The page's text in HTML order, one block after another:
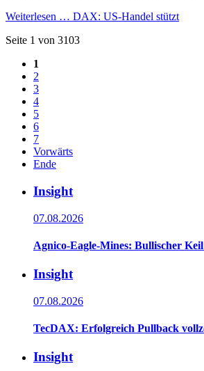
Weiterlesen … DAX: US-Handel stützt
Seite 1 von 3103
1
2
3
4
5
6
7
Vorwärts
Ende
Insight
07.08.2026
Agnico-Eagle-Mines: Bullischer
Insight
07.08.2026
TecDAX: Erfolgreich Pullback
Insight